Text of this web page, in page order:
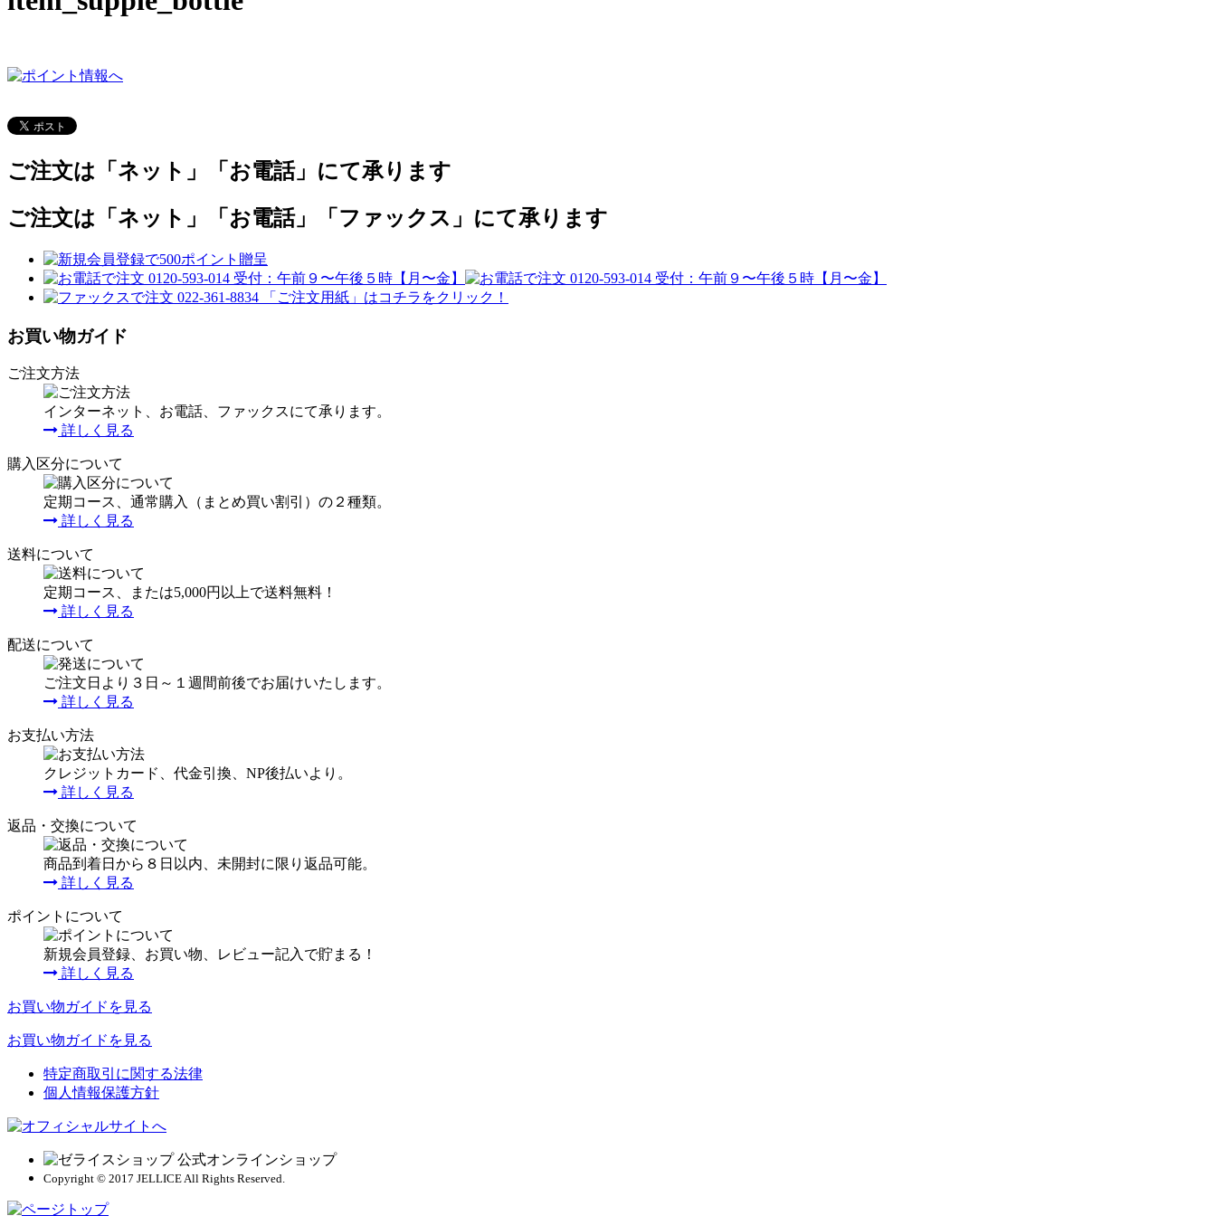
ご注文は「ネット」「お電話」にて承ります
ご注文は「ネット」「お電話」「ファックス」にて承ります
お買い物ガイド
ご注文方法
インターネット、お電話、ファックスにて承ります。
詳しく見る
購入区分について
定期コース、通常購入（まとめ買い割引）の２種類。
詳しく見る
送料について
定期コース、または5,000円以上で送料無料！
詳しく見る
配送について
ご注文日より３日～１週間前後でお届けいたします。
詳しく見る
お支払い方法
クレジットカード、代金引換、NP後払いより。
詳しく見る
返品・交換について
商品到着日から８日以内、未開封に限り返品可能。
詳しく見る
ポイントについて
新規会員登録、お買い物、レビュー記入で貯まる！
詳しく見る
お買い物ガイドを見る
お買い物ガイドを見る
特定商取引に関する法律
個人情報保護方針
Copyright © 2017 JELLICE All Rights Reserved.